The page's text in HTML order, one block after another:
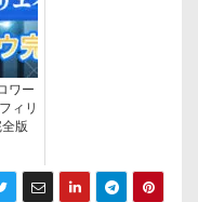
ワー
ィリ
版